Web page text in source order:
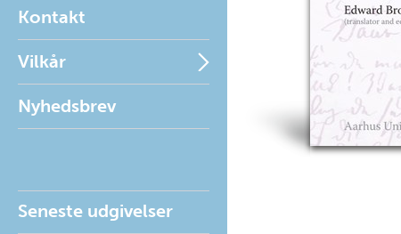
Kontakt
Vilkår
Nyhedsbrev
Seneste udgivelser